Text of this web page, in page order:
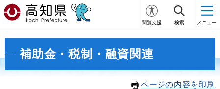
閲覧支援 検索 メニュー
補助金・税制・融資関連
ページの内容を印刷